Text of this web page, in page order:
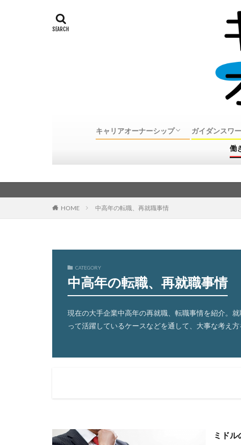
キャリアオーナーシップ ガイダンスワ
キャリアオ
個別カウン
カウンセリ
カウンセラ働
HOME 中高年の転職、再就職事情
CATEGORY
中高年の転職、再就職事情
現在の大手企業中高年の再就職、転職事情を紹介。
って活躍しているケースなどを通して、大事な考え方
ミド